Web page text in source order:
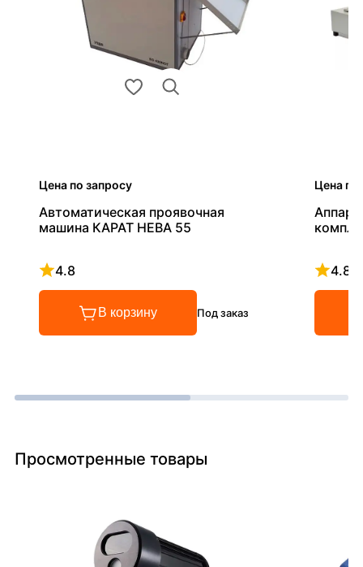
Цена по запросу
Автоматическая проявочная
машина КАРАТ НЕВА 55
4.8
Рейтинг 4.8 из 5
В корзину Под заказ
Цена по
4.8
Просмотренные товары